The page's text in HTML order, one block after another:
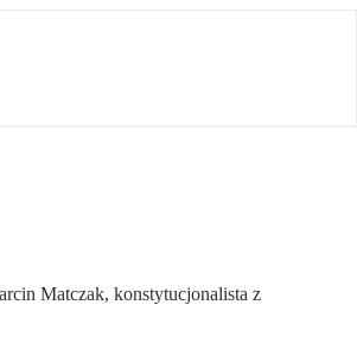
Matczak, konstytucjonalista z